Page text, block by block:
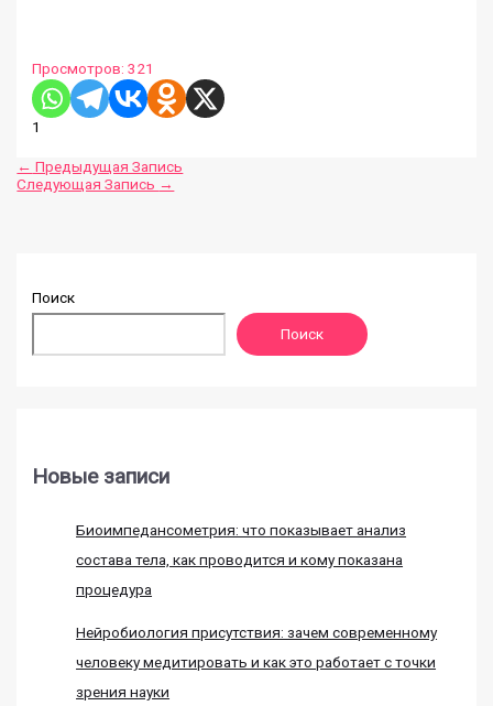
Просмотров: 321
1
← Предыдущая Запись
Следующая Запись →
Поиск
Поиск
Новые записи
Биоимпедансометрия: что показывает анализ
состава тела, как проводится и кому показана
процедура
Нейробиология присутствия: зачем современному
человеку медитировать и как это работает с точки
зрения науки